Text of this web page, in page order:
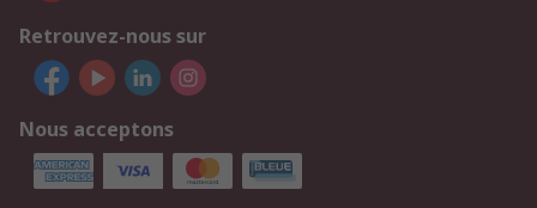
Retrouvez-nous sur
Nous acceptons